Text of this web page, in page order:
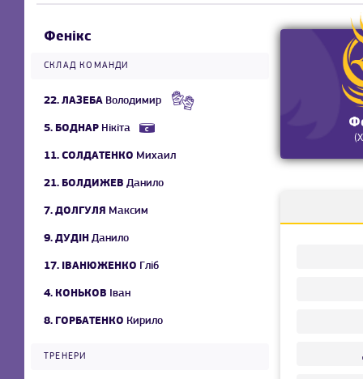
Фенікс
СКЛАД КОМАНДИ
22. ЛАЗЕБА Володимир
5. БОДНАР Нікіта
11. СОЛДАТЕНКО Михаил
21. БОЛДИЖЕВ Данило
7. ДОЛГУЛЯ Максим
9. ДУДІН Данило
17. ІВАНЮЖЕНКО Гліб
4. КОНЬКОВ Іван
8. ГОРБАТЕНКО Кирило
ТРЕНЕРИ